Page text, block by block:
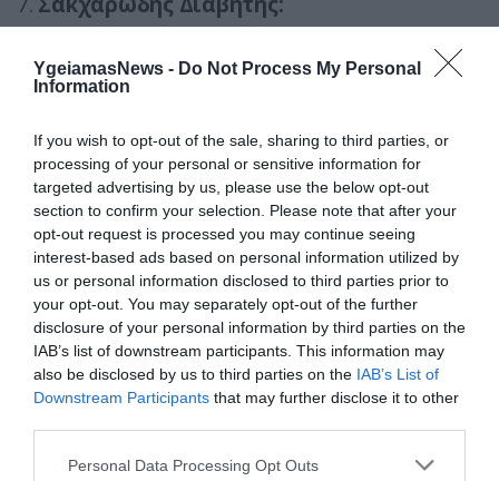
YgeiamasNews - Do Not Process My Personal
Information
If you wish to opt-out of the sale, sharing to third parties, or
processing of your personal or sensitive information for
targeted advertising by us, please use the below opt-out
section to confirm your selection. Please note that after your
opt-out request is processed you may continue seeing
interest-based ads based on personal information utilized by
us or personal information disclosed to third parties prior to
your opt-out. You may separately opt-out of the further
disclosure of your personal information by third parties on the
IAB’s list of downstream participants. This information may
also be disclosed by us to third parties on the IAB’s List of
Downstream Participants that may further disclose it to other
Please note that this website/app uses one or more Google
Personal Data Processing Opt Outs
οφείλουν να ακολουθήσουν
τη βελτίωση του γλυκαιμικού ελέγχου και
την απώλεια βάρους.
Ημεσογειακή διατροφή , η χορτοφαγική
δίαιτα και ηδιατροφή που είναι γνωστή ως
DASH(Dietary Approaches to Stop
Hypertension)έχουν κερδίσει την
εμπιστοσύνη των επιστημόνων στις ΗΠΑ
για τη βελτίωση του βάρους και του
γλυκαιμικού δείκτη.
Δεδομένα από μελέτεςδείχνουν μια ισχυρή